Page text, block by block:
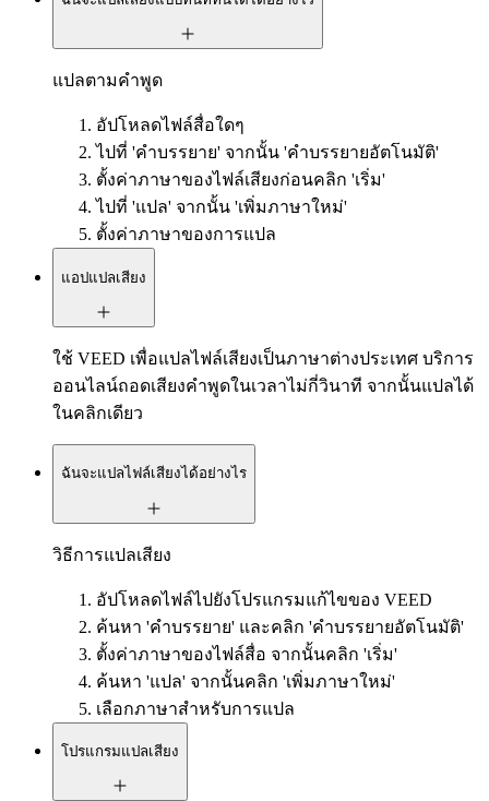
แปลตามคำพูด
อัปโหลดไฟล์สื่อใดๆ
ไปที่ 'คำบรรยาย' จากนั้น 'คำบรรยายอัตโนมัติ'
ตั้งค่าภาษาของไฟล์เสียงก่อนคลิก 'เริ่ม'
ไปที่ 'แปล' จากนั้น 'เพิ่มภาษาใหม่'
ตั้งค่าภาษาของการแปล
แอปแปลเสียง
ใช้ VEED เพื่อแปลไฟล์เสียงเป็นภาษาต่างประเทศ บริการ
ออนไลน์ถอดเสียงคำพูดในเวลาไม่กี่วินาที จากนั้นแปลได้
ในคลิกเดียว
ฉันจะแปลไฟล์เสียงได้อย่างไร
วิธีการแปลเสียง
อัปโหลดไฟล์ไปยังโปรแกรมแก้ไขของ VEED
ค้นหา 'คำบรรยาย' และคลิก 'คำบรรยายอัตโนมัติ'
ตั้งค่าภาษาของไฟล์สื่อ จากนั้นคลิก 'เริ่ม'
ค้นหา 'แปล' จากนั้นคลิก 'เพิ่มภาษาใหม่'
เลือกภาษาสำหรับการแปล
โปรแกรมแปลเสียง